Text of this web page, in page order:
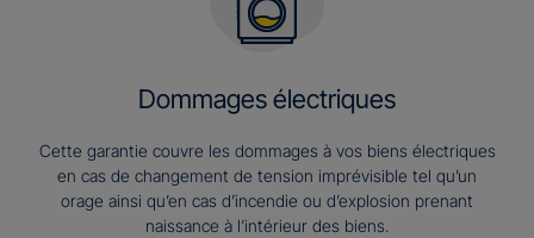
Dommages électriques
Cette garantie couvre les dommages à vos biens électriques
en cas de changement de tension imprévisible tel qu’un
orage ainsi qu’en cas d’incendie ou d’explosion prenant
naissance à l’intérieur des biens.